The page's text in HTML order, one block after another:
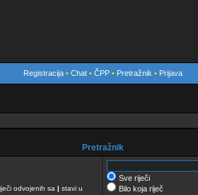
Registracija• Chat • ČPP• Pretražnik • Prijava
Pretražnik
odvojenih sa | stavi u
Sve riječi
Bilo koja riječ